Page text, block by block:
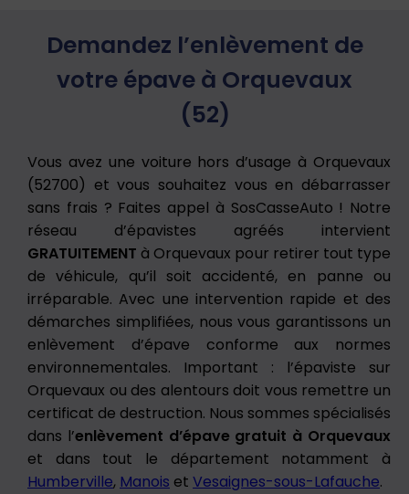
Demandez l’enlèvement de
votre épave à Orquevaux
(52)
Vous avez une voiture hors d’usage à Orquevaux
(52700) et vous souhaitez vous en débarrasser
sans frais ? Faites appel à SosCasseAuto ! Notre
réseau d’épavistes agréés intervient
GRATUITEMENT à Orquevaux pour retirer tout type
de véhicule, qu’il soit accidenté, en panne ou
irréparable. Avec une intervention rapide et des
démarches simplifiées, nous vous garantissons un
enlèvement d’épave conforme aux normes
environnementales. Important : l’épaviste sur
Orquevaux ou des alentours doit vous remettre un
certificat de destruction. Nous sommes spécialisés
dans l’enlèvement d’épave gratuit à Orquevaux
et dans tout le département notamment à
Humberville, Manois et Vesaignes-sous-Lafauche.